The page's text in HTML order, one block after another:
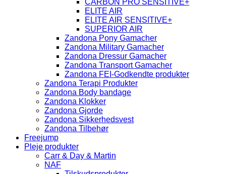
ELITE AIR
ELITE AIR SENSITIVE+
SUPERIOR AIR
Zandona Pony Gamacher
Zandona Military Gamacher
Zandona Dressur Gamacher
Zandona Transport Gamacher
Zandona FEI-Godkendte produkter
Zandona Terapi Produkter
Zandona Body bandage
Zandona Klokker
Zandona Gjorde
Zandona Sikkerhedsvest
Zandona Tilbehør
Freejump
Pleje produkter
Carr & Day & Martin
NAF